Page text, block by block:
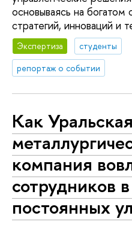
основываясь на богатом
стратегий, инноваций и
Экспертиза
студенты
репортаж о событии
Как
компания
сотрудников
постоянных